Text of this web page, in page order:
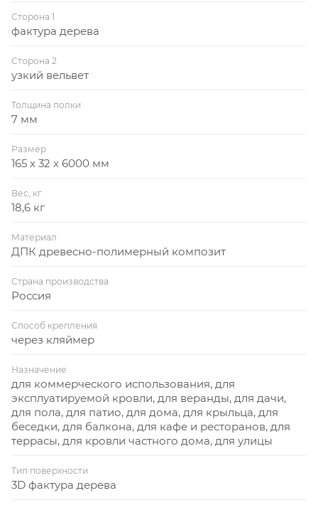
Сторона 1
фактура дерева
Сторона 2
узкий вельвет
Толщина полки
7 мм
Размер
165 х 32 х 6000 мм
Вес, кг
18,6 кг
Материал
ДПК древесно-полимерный композит
Страна производства
Россия
Способ крепления
через кляймер
Назначение
для коммерческого использования, для
эксплуатируемой кровли, для веранды, для дачи,
для пола, для патио, для дома, для крыльца, для
беседки, для балкона, для кафе и ресторанов, для
террасы, для кровли частного дома, для улицы
Тип поверхности
3D фактура дерева